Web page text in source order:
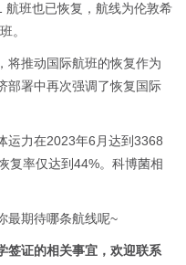
航班也已恢复，航线为伦敦希
。
将推动国际航班的恢复作为
部署中再次强调了恢复国际
运力在2023年6月达到3368
复率仅达到44%。科博菌相
最期待哪条航线呢~
签证的相关事宜，欢迎联系